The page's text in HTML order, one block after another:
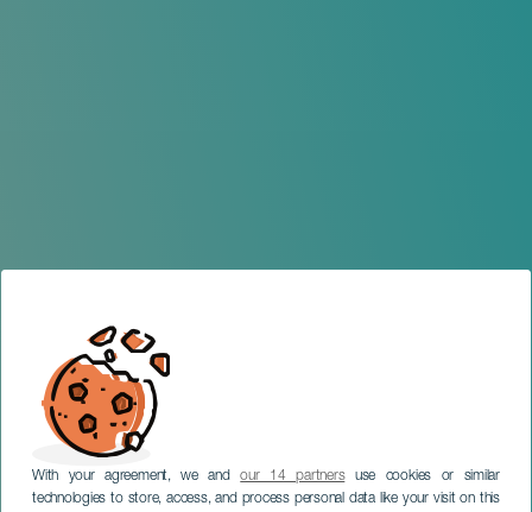
With your agreement, we andour 14 partnersuse cookies or similar
technologies to store, access, and process personal data like your visit on this